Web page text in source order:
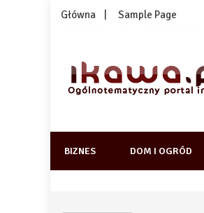
Skip
Główna Sample Page
1kawa.pl
BIZNES DOM I OGRÓD